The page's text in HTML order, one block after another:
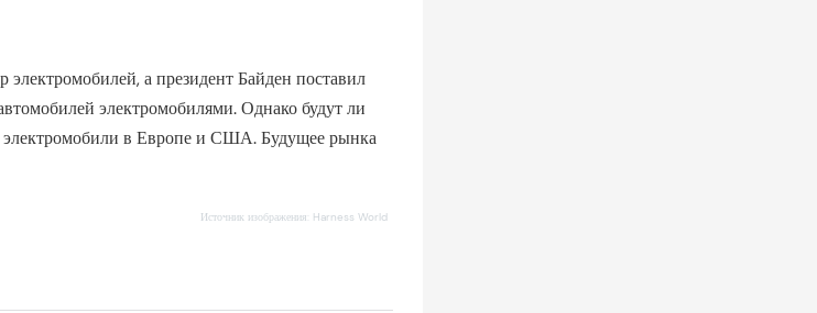
а президент Байден поставил
электромобилями. Однако будут ли
электромобили в Европе и США. Будущее рынка
Источник изображения: Harness World